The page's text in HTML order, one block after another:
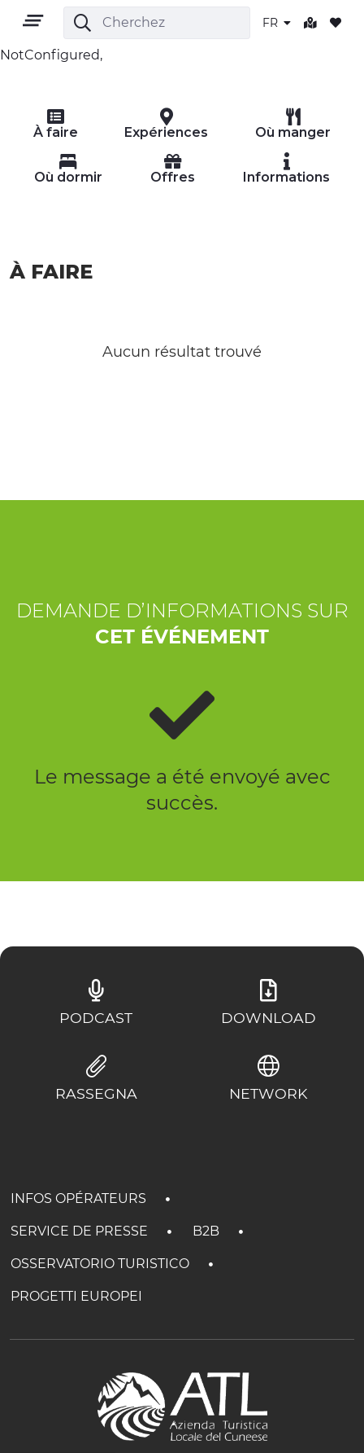
FR
PLEIN AIR
NATURE ET BIEN-ÊTRE
NotConfigured,
À faire Expériences Où manger
Où dormir Offres Informations
À FAIRE
Aucun résultat trouvé
DEMANDE D’INFORMATIONS SUR
CET ÉVÉNEMENT
Le message a été envoyé avec
succès.
PODCAST DOWNLOAD
RASSEGNA NETWORK
INFOS OPÉRATEURS
SERVICE DE PRESSE B2B
OSSERVATORIO TURISTICO
PROGETTI EUROPEI